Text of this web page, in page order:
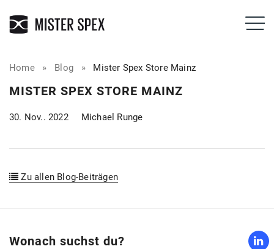
Home» Blog » Mister Spex Store Mainz
MISTER SPEX STORE MAINZ
30. Nov.. 2022 Michael Runge
Zu allen Blog-Beiträgen
Wonach suchst du?